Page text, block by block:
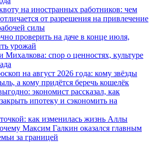
на иностранных работников: чем
от разрешения на привлечение
силы
проверить на даче в конце июля,
урожай
Михалкова: спор о ценностях, культуре
на август 2026 года: кому звёзды
а кому придётся беречь кошелёк
экономист рассказал, как
ипотеку и сэкономить на
как изменилась жизнь Аллы
Максим Галкин оказался главным
за границей